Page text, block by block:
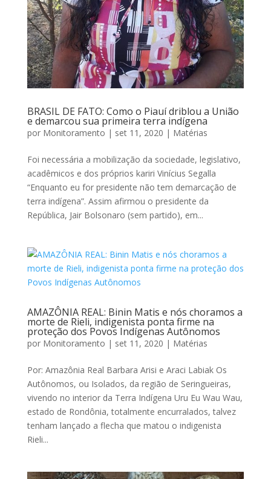
BRASIL DE FATO: Como o Piauí driblou a União
e demarcou sua primeira terra indígena
por Monitoramento | set 11, 2020 | Matérias
Foi necessária a mobilização da sociedade, legislativo,
acadêmicos e dos próprios kariri Vinícius Segalla
“Enquanto eu for presidente não tem demarcação de
terra indígena”. Assim afirmou o presidente da
República, Jair Bolsonaro (sem partido), em...
AMAZÔNIA REAL: Binin Matis e nós choramos a
morte de Rieli, indigenista ponta firme na
proteção dos Povos Indígenas Autônomos
por Monitoramento | set 11, 2020 | Matérias
Por: Amazônia Real Barbara Arisi e Araci Labiak Os
Autônomos, ou Isolados, da região de Seringueiras,
vivendo no interior da Terra Indígena Uru Eu Wau Wau,
estado de Rondônia, totalmente encurralados, talvez
tenham lançado a flecha que matou o indigenista
Rieli...